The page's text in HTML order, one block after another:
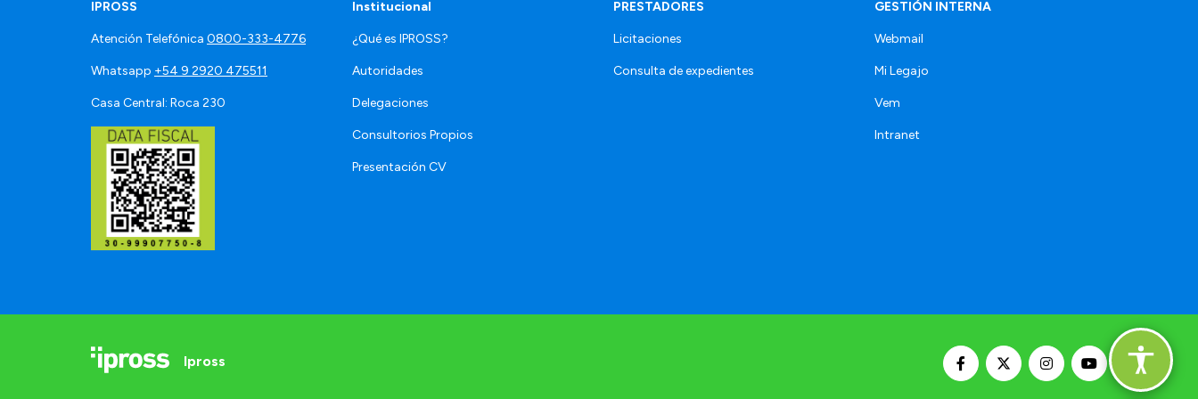
IPROSS
Atención Telefónica 0800-333-4776
Whatsapp +54 9 2920 475511
Casa Central: Roca 230
Institucional
¿Qué es IPROSS?
Autoridades
Delegaciones
Consultorios Propios
Presentación CV
PRESTADORES
Licitaciones
Consulta de expedientes
GESTIÓN INTERNA
Webmail
Mi Legajo
Vem
Intranet
Ipross